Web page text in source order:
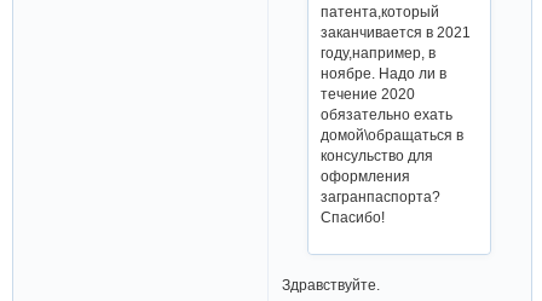
патента,который
заканчивается в 2021
году,например, в
ноябре. Надо ли в
течение 2020
обязательно ехать
домой\обращаться в
консульство для
оформления
загранпаспорта?
Спасибо!
Здравствуйте.